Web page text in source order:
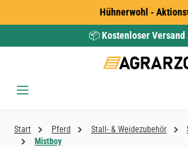
Zum Hauptinhalt springenHühnerwohl -
📦Kostenloser Versand
Start Pferd Stall- & Weidezubehör
Mistboy